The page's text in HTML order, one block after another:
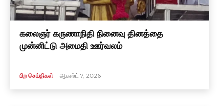
கலைஞர் கருணாநிதி நினைவு தினத்தை
முன்னிட்டு அமைதி ஊர்வலம்
பிற செய்திகள் ஆகஸ்ட் 7, 2026